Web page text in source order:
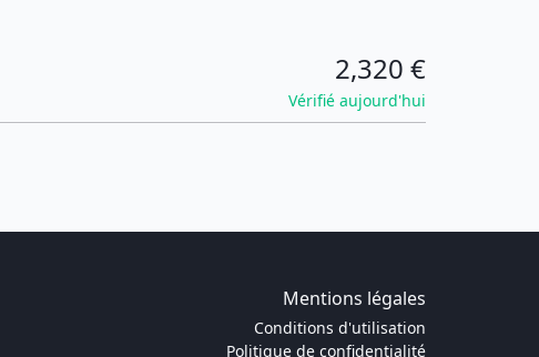
2,320 €
Vérifié aujourd'hui
Mentions légales
Conditions d'utilisation
Politique de confidentialité